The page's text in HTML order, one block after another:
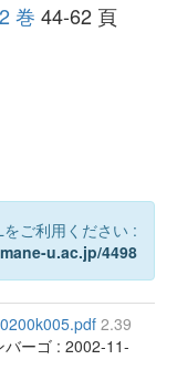
巻 44-62 頁
ご利用ください :
u.ac.jp/4498
2.39
バーゴ : 2002-11-